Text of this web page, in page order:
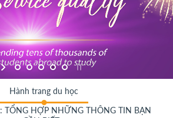
Hành trang du học
TỔNG HỢP NHỮNG THÔNG TIN BẠN